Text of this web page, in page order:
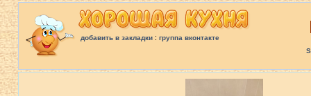
добавить в закладки: группа вконтакте